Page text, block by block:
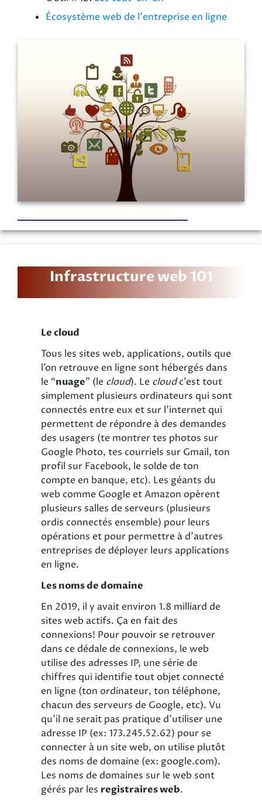
Écosystème web de l'entreprise en ligne
Infrastructure web 101
Le cloud
Tous les sites web, applications, outils que
l’on retrouve en ligne sont hébergés dans
le “nuage” (le cloud). Le cloudc’est tout
simplement plusieurs ordinateurs qui sont
connectés entre eux et sur l’internet qui
permettent de répondre à des demandes
des usagers (te montrer tes photos sur
Google Photo, tes courriels sur Gmail, ton
profil sur Facebook, le solde de ton
compte en banque, etc). Les géants du
web comme Google et Amazon opèrent
plusieurs salles de serveurs (plusieurs
ordis connectés ensemble) pour leurs
opérations et pour permettre à d’autres
entreprises de déployer leurs applications
en ligne.
Les noms de domaine
En 2019, il y avait environ 1.8 milliard de
sites web actifs. Ça en fait des
connexions! Pour pouvoir se retrouver
dans ce dédale de connexions, le web
utilise des adresses IP, une série de
chiffres qui identifie tout objet connecté
en ligne (ton ordinateur, ton téléphone,
chacun des serveurs de Google, etc). Vu
qu’il ne serait pas pratique d’utiliser une
adresse IP (ex: 173.245.52.62) pour se
connecter à un site web, on utilise plutôt
des noms de domaine (ex: google.com).
Les noms de domaines sur le web sont
gérés par les registraires web.